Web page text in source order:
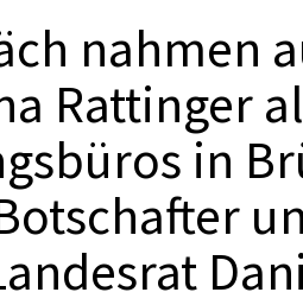
nahmen
Rattinger
in